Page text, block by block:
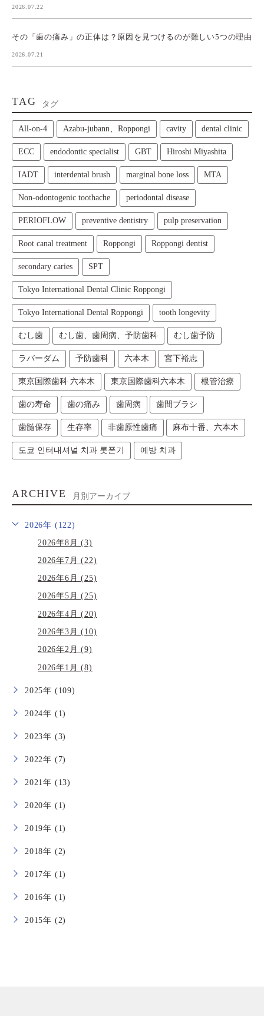
2026.07.22
その「歯の痛み」の正体は？原因を見つけるのが難しい5つの理由
2026.07.21
TAG タグ
All‑on‑4 Azabu-jubann、Roppongi cavity dental clinic
ECC endodontic specialist GBT Hiroshi Miyashita
IADT interdental brush marginal bone loss MTA
Non-odontogenic toothache periodontal disease
PERIOFLOW preventive dentistry pulp preservation
Root canal treatment Roppongi Roppongi dentist
secondary caries SPT
Tokyo International Dental Clinic Roppongi
Tokyo International Dental Roppongi tooth longevity
むし歯 むし歯、歯周病、予防歯科 むし歯予防
ラバーダム 予防歯科 六本木 宮下裕志
東京国際歯科 六本木 東京国際歯科六本木 根管治療
歯の寿命 歯の痛み 歯周病 歯間ブラシ
歯髄保存 生存率 非歯原性歯痛 麻布十番、六本木
도쿄 인터내셔널 치과 롯폰기 예방 치과
ARCHIVE 月別アーカイブ
2026年 (122)
2026年8月 (3)
2026年7月 (22)
2026年6月 (25)
2026年5月 (25)
2026年4月 (20)
2026年3月 (10)
2026年2月 (9)
2026年1月 (8)
2025年 (109)
2024年 (1)
2023年 (3)
2022年 (7)
2021年 (13)
2020年 (1)
2019年 (1)
2018年 (2)
2017年 (1)
2016年 (1)
2015年 (2)